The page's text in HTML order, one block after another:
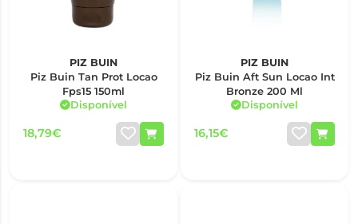
PIZ BUIN
Piz Buin Tan Prot Locao
Fps15 150ml
Disponível
18,79€
PIZ BUIN
Piz Buin Aft Sun Locao Int
Bronze 200 Ml
Disponível
16,15€